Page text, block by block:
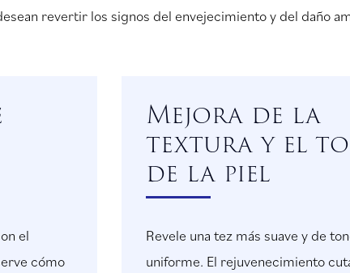
revertir los signos del envejecimiento y del daño
el
cómo
Mejora de la
textura y el
de la piel
Revele una tez más suave y de
uniforme. El rejuvenecimiento